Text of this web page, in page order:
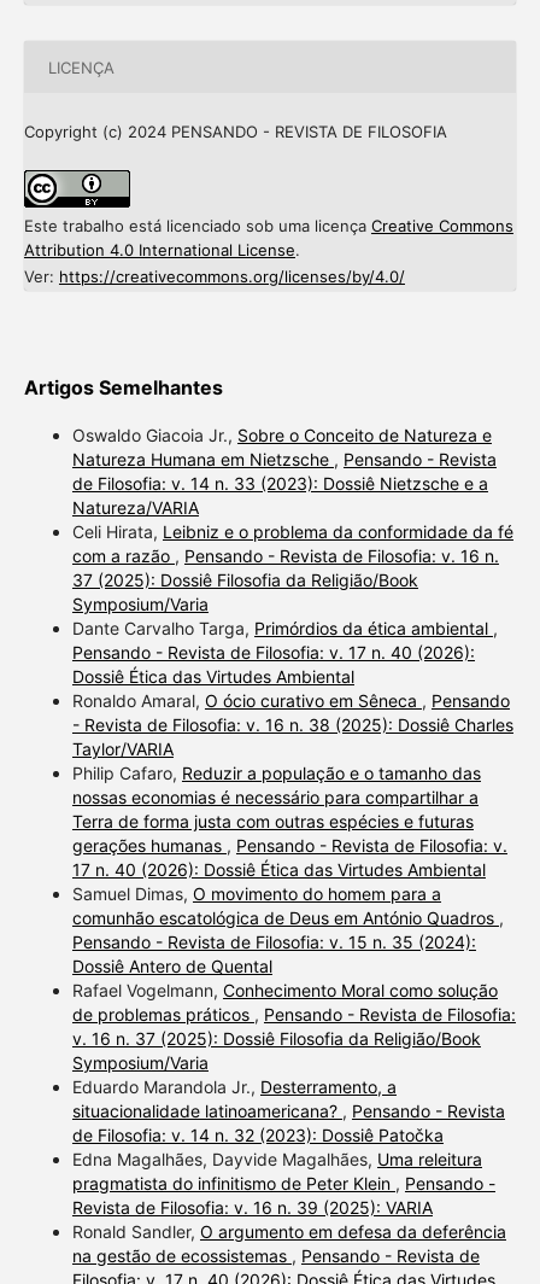
LICENÇA
Copyright (c) 2024 PENSANDO - REVISTA DE FILOSOFIA
Este trabalho está licenciado sob uma licença Creative Commons
Attribution 4.0 International License.
Ver: https://creativecommons.org/licenses/by/4.0/
Artigos Semelhantes
Oswaldo Giacoia Jr., Sobre o Conceito de Natureza e
Natureza Humana em Nietzsche , Pensando - Revista
de Filosofia: v. 14 n. 33 (2023): Dossiê Nietzsche e a
Natureza/VARIA
Celi Hirata, Leibniz e o problema da conformidade da fé
com a razão , Pensando - Revista de Filosofia: v. 16 n.
37 (2025): Dossiê Filosofia da Religião/Book
Symposium/Varia
Dante Carvalho Targa, Primórdios da ética ambiental ,
Pensando - Revista de Filosofia: v. 17 n. 40 (2026):
Dossiê Ética das Virtudes Ambiental
Ronaldo Amaral, O ócio curativo em Sêneca , Pensando
- Revista de Filosofia: v. 16 n. 38 (2025): Dossiê Charles
Taylor/VARIA
Philip Cafaro, Reduzir a população e o tamanho das
nossas economias é necessário para compartilhar a
Terra de forma justa com outras espécies e futuras
gerações humanas , Pensando - Revista de Filosofia: v.
17 n. 40 (2026): Dossiê Ética das Virtudes Ambiental
Samuel Dimas, O movimento do homem para a
comunhão escatológica de Deus em António Quadros ,
Pensando - Revista de Filosofia: v. 15 n. 35 (2024):
Dossiê Antero de Quental
Rafael Vogelmann, Conhecimento Moral como solução
de problemas práticos , Pensando - Revista de Filosofia:
v. 16 n. 37 (2025): Dossiê Filosofia da Religião/Book
Symposium/Varia
Eduardo Marandola Jr., Desterramento, a
situacionalidade latinoamericana? , Pensando - Revista
de Filosofia: v. 14 n. 32 (2023): Dossiê Patočka
Edna Magalhães, Dayvide Magalhães, Uma releitura
pragmatista do infinitismo de Peter Klein , Pensando -
Revista de Filosofia: v. 16 n. 39 (2025): VARIA
Ronald Sandler, O argumento em defesa da deferência
na gestão de ecossistemas , Pensando - Revista de